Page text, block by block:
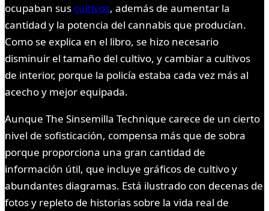
ocupaban sus cultivos, además de aumentar la
cantidad y la potencia del cannabis que producían.
Como se explica en el libro, se hizo necesario
disminuir el tamaño del cultivo, y cambiar a cultivos
de interior, porque la policía estaba cada vez más al
acecho y mejor equipada.
Aunque The Sinsemilla Technique carece de un cierto
nivel de sofisticación, compensa más que de sobra
porque proporciona una gran cantidad de
información útil, que incluye gráficos de cultivo y
abundantes diagramas. Está ilustrado con decenas de
fotos y repleto de historias sobre la vida real de